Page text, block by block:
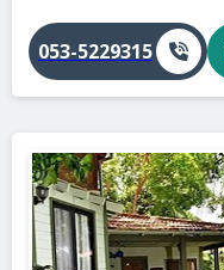
053-5229315